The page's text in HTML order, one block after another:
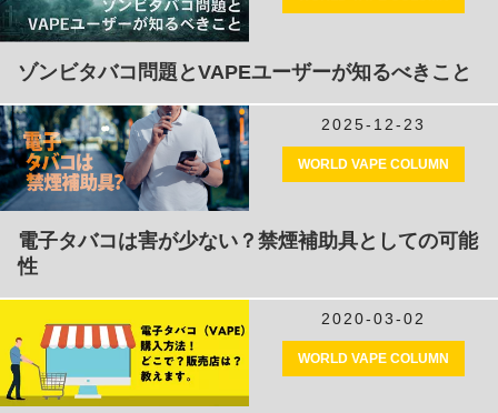
ゾンビタバコ問題とVAPEユーザーが知るべきこと
2025-12-23
WORLD VAPE COLUMN
電子タバコは害が少ない？禁煙補助具としての可能
性
2020-03-02
WORLD VAPE COLUMN